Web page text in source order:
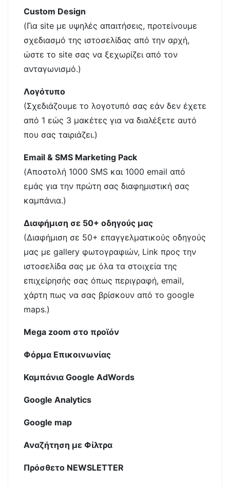
Custom Design
(Για site με υψηλές απαιτήσεις, προτείνουμε
σχεδιασμό της ιστοσελίδας από την αρχή,
ώστε το site σας να ξεχωρίζει από τον
ανταγωνισμό.)
Λογότυπο
(Σχεδιάζουμε το λογοτυπό σας εάν δεν έχετε
από 1 εώς 3 μακέτες για να διαλέξετε αυτό
που σας ταιριάζει.)
Email & SMS Marketing Pack
(Αποστολή 1000 SMS και 1000 email από
εμάς για την πρώτη σας διαφημιστική σας
καμπάνια.)
Διαφήμιση σε 50+ οδηγούς μας
(Διαφήμιση σε 50+ επαγγελματικούς οδηγούς
μας με gallery φωτογραφιών, Link προς την
ιστοσελίδα σας με όλα τα στοιχεία της
επιχείρησής σας όπως περιγραφή, email,
χάρτη πως να σας βρίσκουν από το google
maps.)
Mega zoom στο προϊόν
Φόρμα Επικοινωνίας
Καμπάνια Google AdWords
Google Analytics
Google map
Αναζήτηση με Φίλτρα
Πρόσθετο NEWSLETTER